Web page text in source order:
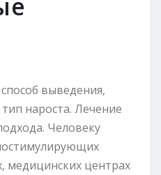
выведения,
нароста. Лечение
Человеку
медицинских центрах